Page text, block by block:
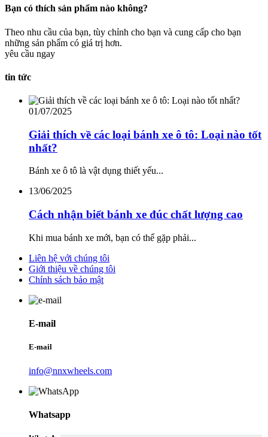
Bạn có thích sản phẩm nào không?
Theo nhu cầu của bạn, tùy chỉnh cho bạn và cung cấp cho bạn
những sản phẩm có giá trị hơn.
yêu cầu ngay
tin tức
01/07/2025
Giải thích về các loại bánh xe ô tô: Loại nào tốt
nhất?
Bánh xe ô tô là vật dụng thiết yếu...
13/06/2025
Cách nhận biết bánh xe đúc chất lượng cao
Khi mua bánh xe mới, bạn có thể gặp phải...
Liên hệ với chúng tôi
Giới thiệu về chúng tôi
Chính sách bảo mật
E-mail
E-mail
info@nnxwheels.com
Whatsapp